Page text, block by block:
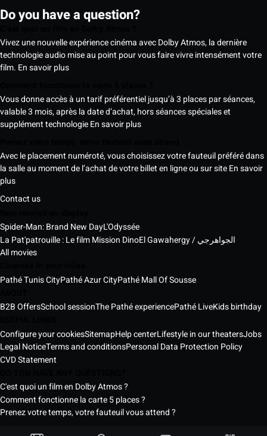
Do you have a question?
Vivez une nouvelle expérience cinéma avec Dolby Atmos, la dernière
technologie audio mise au point pour vous faire vivre intensément votre
film. En savoir plus
Vous donne accès à un tarif préférentiel jusqu’à 3 places par séances,
valable 3 mois, après la date d’achat, hors séances spéciales et
supplément technologieEn savoir plus
Avec le placement numéroté, vous choisissez votre fauteuil préféré dans
la salle au moment de l’achat de votre billet en ligne ou sur siteEn savoir
plus
Contact us
Spider-Man: Brand New DayL'Odyssée
La Pat'patrouille : Le film Mission Dino
El Gawahergy / الجواهرجي
All movies
Pathé Tunis CityPathé Azur CityPathé Mall Of Sousse
B2B OffersSchool sessionThe Pathé experiencePathé LiveKids birthday
Configure your cookiesSitemapHelp centerLifestyle in our theatersJobs
Legal NoticeTerms and conditionsPersonal Data Protection Policy
CVD Statement
C'est quoi un film en Dolby Atmos ?
Comment fonctionne la carte 5 places ?
Prenez votre temps, votre fauteuil vous attend ?